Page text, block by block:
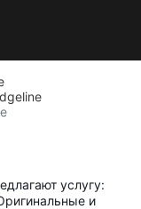
услугу:
и